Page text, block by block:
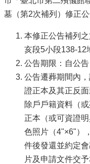
墓（第2次補列）修正
本修正公告補列
亥段5小段138-12
公告期限：自公告
公告遷葬期間內
證正本及其正反
除戶戶籍資料（
正本（或可資證
色照片（4"×6"）
件後發還並約定
片及申請文件交